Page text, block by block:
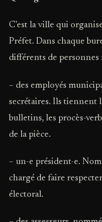
C’est la ville qui
Préfet. Dans chaque
différents de personnes :
– des employés
secrétaires. Ils tiennent
bulletins, les procès-
de la pièce.
– un-e président-e.
chargé de faire
électoral.